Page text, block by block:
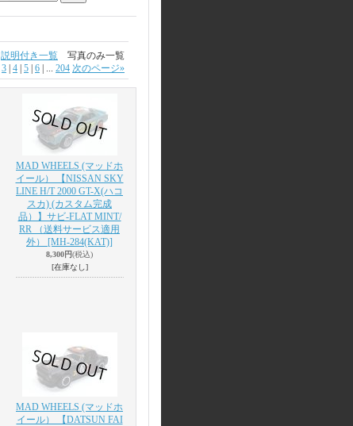
説明付き一覧 写真のみ一覧
3 4 5 6 ... 204 次のページ»
MAD WHEELS (マッドホ
イール） 【NISSAN SKY
LINE H/T 2000 GT-X(ハコ
スカ) (カスタム完成
品）】サビ-FLAT MINT/
RR （送料サービス適用
外） [MH-284(KAT)]
8,300円(税込)
[在庫なし]
MAD WHEELS (マッドホ
イール） 【DATSUN FAI